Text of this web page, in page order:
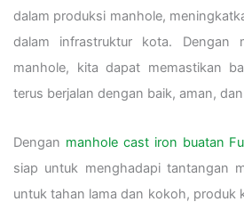
dalam produksi manhole,
dalam infrastruktur kota. Dengan
manhole, kita dapat memastikan
terus berjalan dengan baik, aman,
Dengan manhole cast iron buatan
siap untuk menghadapi tantangan
untuk tahan lama dan kokoh, produk